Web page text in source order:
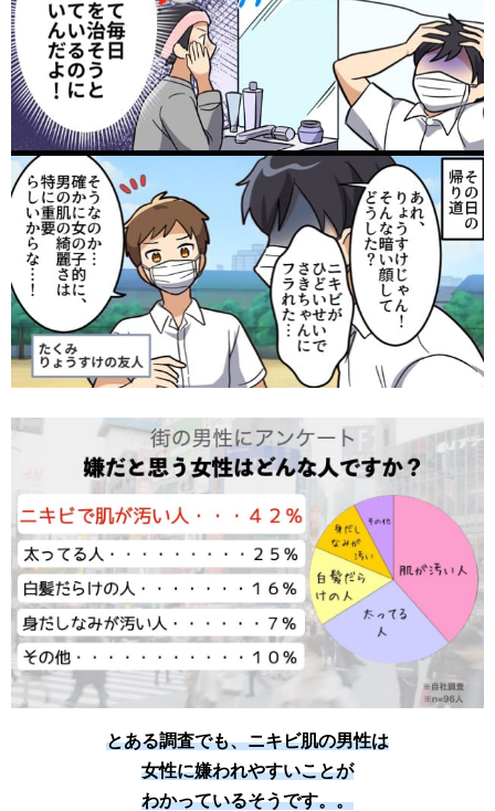
とある調査でも、ニキビ肌の男性は
女性に嫌われやすいことが
わかっているそうです。。